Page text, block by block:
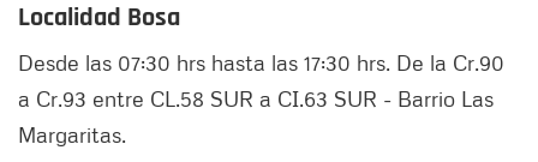
Localidad Bosa
Desde las 07:30 hrs hasta las 17:30 hrs. De la Cr.90
a Cr.93 entre CL.58 SUR a CI.63 SUR - Barrio Las
Margaritas.